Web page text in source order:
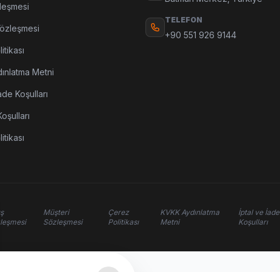
Metni
Koşulları
TELEFON
+90 551 926 9144
Müşteri
Sözleşmesi
Çerez
Politikası
KVKK Aydınlatma
Metni
İptal ve İade
Koşulları